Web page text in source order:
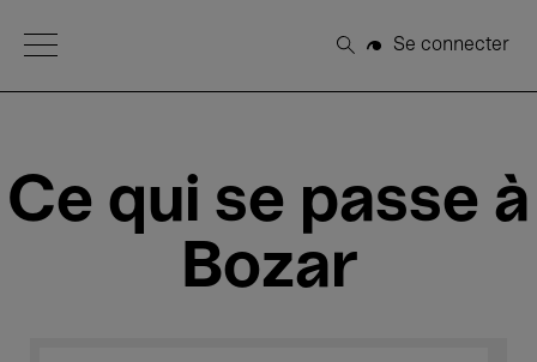
Open Menu
Rechercher
Se connecter
Ce qui se passe à
Bozar